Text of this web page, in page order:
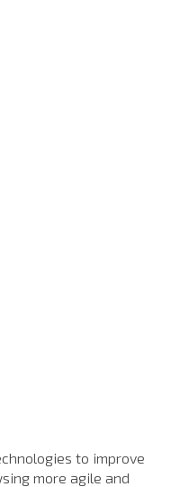
to improve
more agile and